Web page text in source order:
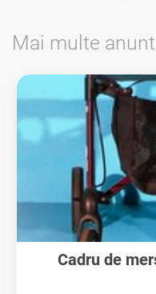
Mai multe
Cadru de